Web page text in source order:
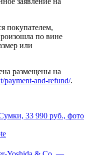
покупателем,
по вине
или
размещены на
payment-and-refund/.